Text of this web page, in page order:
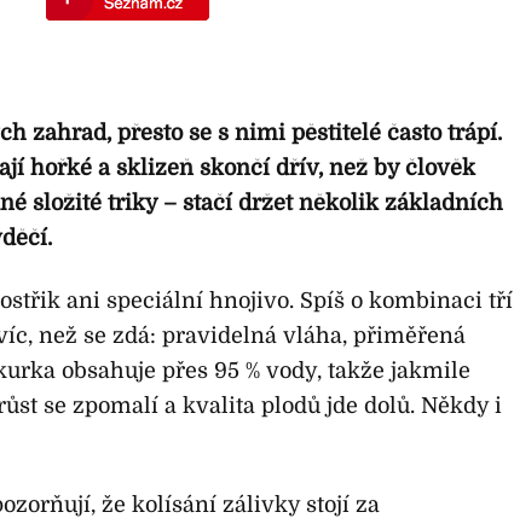
zahrad, přesto se s nimi pěstitelé často trápí.
hořké a sklizeň skončí dřív, než by člověk
složité triky – stačí držet několik základních
ani speciální hnojivo. Spíš o kombinaci tří
než se zdá: pravidelná vláha, přiměřená
obsahuje přes 95 % vody, takže jakmile
se zpomalí a kvalita plodů jde dolů. Někdy i
že kolísání zálivky stojí za